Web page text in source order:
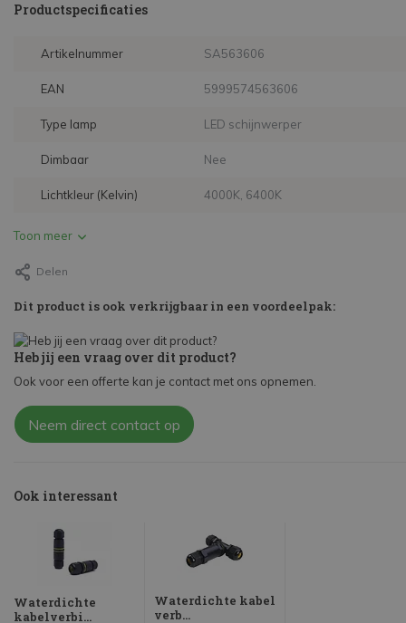
Productspecificaties
Artikelnummer SA563606
EAN 5999574563606
Type lamp LED schijnwerper
Dimbaar Nee
Lichtkleur (Kelvin) 4000K, 6400K
Toon meer
Delen
Dit product is ook verkrijgbaar in een voordeelpak:
Heb jij een vraag over dit product?
Ook voor een offerte kan je contact met ons opnemen.
Neem direct contact op
Ook interessant
Waterdichte
kabelverbi...
Waterdichte kabel
verb...